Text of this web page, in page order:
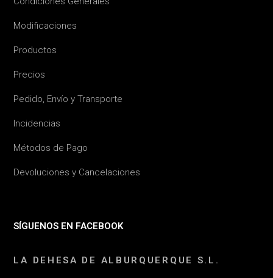
Modificaciones
Productos
Precios
Pedido, Envío y Transporte
Incidencias
Métodos de Pago
Devoluciones y Cancelaciones
SÍGUENOS EN FACEBOOK
LA DEHESA DE ALBURQUERQUE S.L.